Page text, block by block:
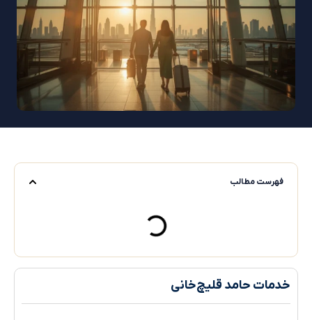
مطالب
حامد قلیچ‌خانی